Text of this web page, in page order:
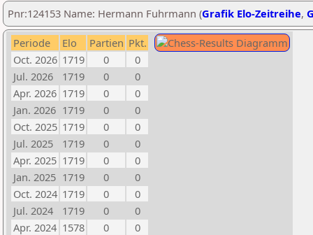
Pnr:124153 Name: Hermann Fuhrmann (Grafik Elo-Zeitreihe,
Periode Elo Partien Pkt.
Oct. 2026 1719 0
0
Jul. 2026
1719 0
0
Apr. 2026 1719 0
0
Jan. 2026 1719 0
0
Oct. 2025 1719 0
0
Jul. 2025
1719 0
0
Apr. 2025 1719 0
0
Jan. 2025 1719 0
0
Oct. 2024 1719 0
0
Jul. 2024
1719 0
0
Apr. 2024 1578 0
0